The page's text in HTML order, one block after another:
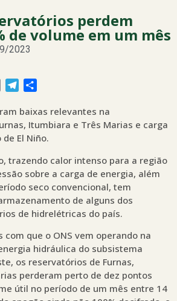
perdem
de volume em um mês
2023
Email Telegram
baixas relevantes na
Itumbiara e Três Marias e carga
El Niño.
trazendo calor intenso para a região
sobre a carga de energia, além
seco convencional, tem
de alguns dos
de hidrelétricas do país.
com que o ONS vem operando na
hidráulica do subsistema
os reservatórios de Furnas,
perderam perto de dez pontos
útil no período de um mês entre 14